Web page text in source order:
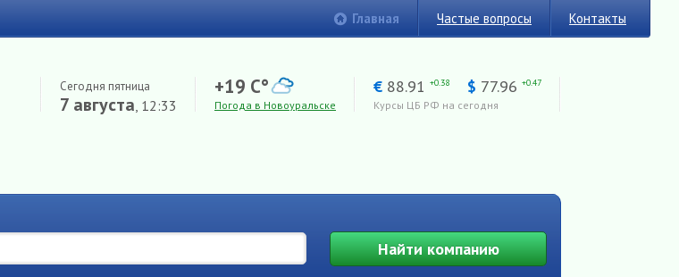
Главная Частые вопросы Контакты
Сегодня пятница
7 августа, 12:33
+19 C°
Погода в Новоуральске
€ 88.91 +0.38 $ 77.96 +0.47
Курсы ЦБ РФ на сегодня
Найтикомпанию